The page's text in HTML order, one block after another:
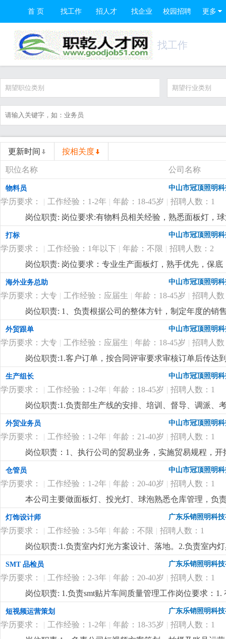
首 页 找工作 招人才 找企业 校园招聘 更多
找工作
期望职位类别 期望行业类别
更新时间 按相关度
职位名称 公司名称
物料员 中山市冠顶照明
学历要求： | 工作经验：1-2年 | 年龄：18-45岁 | 招聘人数：1
岗位职责: 岗位要求:有物料员相关经验，熟悉面板灯，
打标 中山市冠顶照明
学历要求： | 工作经验：1年以下 | 年龄：不限 | 招聘人数：2
岗位职责: 岗位要求：专业生产面板灯，熟手优先，保
吃包住，不吃不住补贴400元，每月设有全勤奖100/月
海外业务总助 中山市冠顶照明
学历要求：大专 | 工作经验：应届生 | 年龄：18-45岁 | 招聘人数
岗位职责: 1、负责根据公司的整体方针，制定年度的销
2、负责开拓新客户，维护老客户，对新老客户进行公
员协调各个部门的关系，使业务工作可以畅通进行；4
排、业务培训等，并对业务员的工作方式进行指导，监
完成情况对其进行考核，向公司提交业务人员的奖惩建
实施各种促销、宣传活动。岗位要求:1.男性，18-45岁
作地点在国外，薪资10000+，具体的以面谈为准更详细...
外贸跟单 中山市冠顶照明
学历要求：大专 | 工作经验：应届生 | 年龄：18-45岁 | 招聘人数
岗位职责:1.客户订单，按合同评审要求审核订单后传达
2.根据生产部反馈信息掌握生产进度及欠料、品质问题
安排生产，跟踪样品进度及客户确认结果。安排送样、
知相关部门5.客户资信、客户订单、文件分发的整理和
记、初步处理、信息传递及处理结果跟踪7.经常与客户
wod等办公软件；。自制成品输入、输出月结及成品电
顾客满意度测量程序对客户满意度进行调查及汇总分析
守则外，心须遵守公司制定的工作守则，有违反守则的
优先考虑，男女不限2.英语能力四级以上3.有较好的沟
4.工作有条理，细致、认真、有责任心，办事严谨5.熟
文字撰写能力和较强的沟通协调以及语言表达能力7.上
生产组长 中山市冠顶照明
学历要求： | 工作经验：1-2年 | 年龄：18-45岁 | 招聘人数：1
岗位职责:1.负责部生产线的安排、培训、督导、调派、
掌握属员之心态与动向，及时反映属员之情况，并研拟
融入公司文化、热爱公司、热爱本行业、为公司创造效
生产任务、生产顺序及完成期限，产前说明并严格执行
况，调控好生产序次与进度，带领团队按时、保质、保
施且督导实施，确定指标产量并贯彻达成 4.负责安排人
中之自我品质控制及物料损耗有效管制之督导 6.负责品
报表之编制、审核、分析与呈报8.负责作业现场6s工作
位要求:1.1年以上生产现场管理工作经验,有电子产品生
质量控制及生产效率提升4.生产现场''6s‘管理 更详细 ...
外贸业务员 中山市冠顶照明
学历要求： | 工作经验：1-2年 | 年龄：21-40岁 | 招聘人数：1
岗位职责：1、执行公司的贸易业务，实施贸易规程，
同；3、负责生产跟踪、发货、现场监装；4、负责单证
6、业务相关资料的整理和归档；7、相关业务工作的汇
上.3、会计算机办公软件操作；4、热爱外贸销售工作
较强的事业心、团队合作精神和独立处事能力，勇于开
仓管员 中山市冠顶照明
学历要求： | 工作经验：1-2年 | 年龄：20-40岁 | 招聘人数：1
本公司主要做面板灯、投光灯、球泡熟悉仓库管理，负
灯饰设计师 广东乐销照明科
学历要求： | 工作经验：3-5年 | 年龄：不限 | 招聘人数：1
岗位职责:1.负责室内灯光方案设计、落地。2.负责室内
开发。岗位要求:1.3年以上室内照明设计经验，熟练使
台灯、壁灯、办公线条灯、洗墙灯等设计开发业务熟练
更详细...
SMT 品检员 广东乐销照明科
学历要求： | 工作经验：2-3年 | 年龄：20-40岁 | 招聘人数：1
岗位职责: 1.负责smt贴片车间质量管理工作岗位要求：
片、焊接、回流焊等核心流程，熟悉 smt 产品（pcb 板
错贴、漏贴、虚焊、连锡、元器件偏移、极性反置等常
备，显微镜、万用表、示波器、aoi（自动光学检测）
短视频运营策划 广东乐销照明科
学历要求： | 工作经验：1-2年 | 年龄：18-35岁 | 招聘人数：1